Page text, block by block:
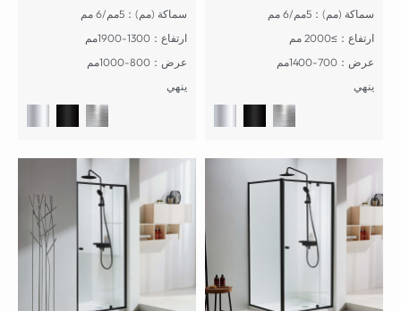
سماكة (مم)：5مم/6 مم
ارتفاع：≥2000 مم
عرض：700-1400مم
ينهي
سماكة (مم)：5مم/6 مم
ارتفاع：1300-1900مم
عرض：800-1000مم
ينهي